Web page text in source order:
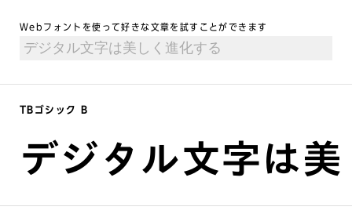
Webフォントを使って好きな文章を試すことができます
TBゴシック B
デジタル文字は